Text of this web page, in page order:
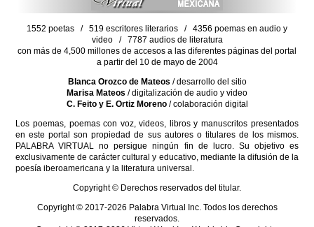
1552 poetas / 519 escritores literarios / 4356 poemas en audio y
video / 7787 audios de literatura
con más de 4,500 millones de accesos a las diferentes páginas del portal
a partir del 10 de mayo de 2004
Blanca Orozco de Mateos / desarrollo del sitio
Marisa Mateos / digitalización de audio y video
C. Feito y E. Ortiz Moreno/ colaboración digital
Los poemas, poemas con voz, videos, libros y manuscritos presentados
en este portal son propiedad de sus autores o titulares de los mismos.
PALABRA VIRTUAL no persigue ningún fin de lucro. Su objetivo es
exclusivamente de carácter cultural y educativo, mediante la difusión de la
poesía iberoamericana y la literatura universal.
Copyright © Derechos reservados del titular.
Copyright © 2017-2026 Palabra Virtual Inc. Todos los derechos
reservados.